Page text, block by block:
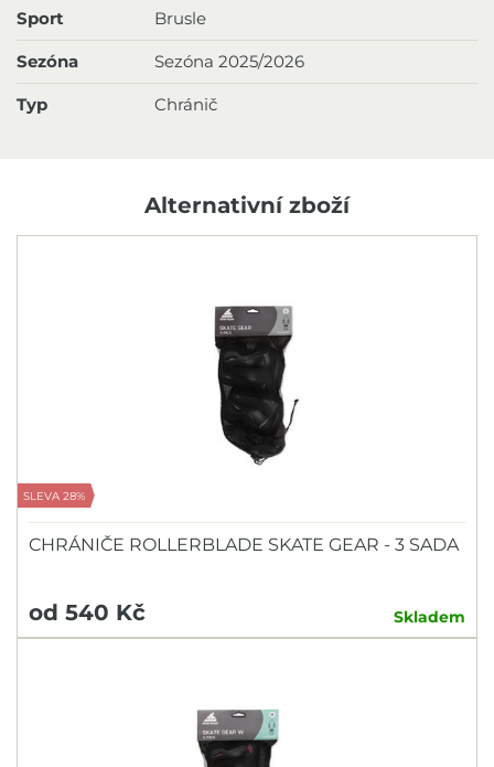
Sport Brusle
Sezóna Sezóna 2025/2026
Typ Chránič
Alternativní zboží
SLEVA 28%
CHRÁNIČE ROLLERBLADE SKATE GEAR - 3 SADA
od 540 Kč Skladem